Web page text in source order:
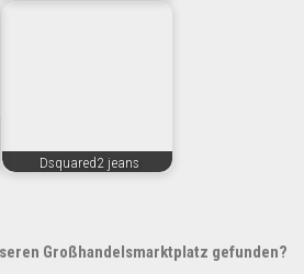
Dsquared2 jeans
Großhandelsmarktplatz gefunden?